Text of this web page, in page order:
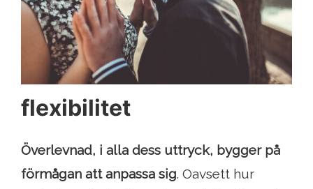
flexibilitet
Överlevnad, i alla dess uttryck, bygger på
förmågan att anpassa sig. Oavsett hur